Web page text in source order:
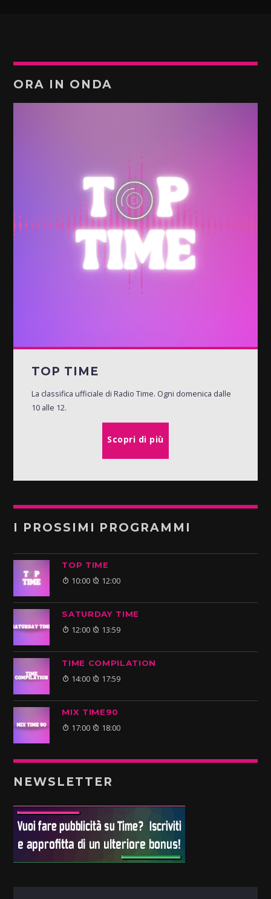
ORA IN ONDA
TOP TIME
La classifica ufficiale di Radio Time. Ogni domenica dalle
10 alle 12.
Scopri di più
I PROSSIMI PROGRAMMI
TOP TIME
10:00 12:00
SATURDAY TIME
12:00 13:59
TIME COMPILATION
14:00 17:59
MIX TIME90
17:00 18:00
NEWSLETTER